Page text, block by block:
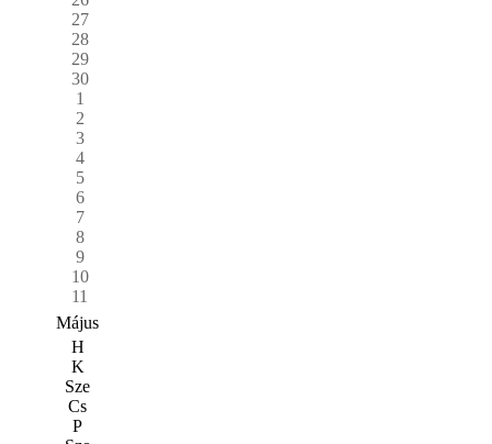
27
28
29
30
1
2
3
4
5
6
7
8
9
10
11
Május
H
K
Sze
Cs
P